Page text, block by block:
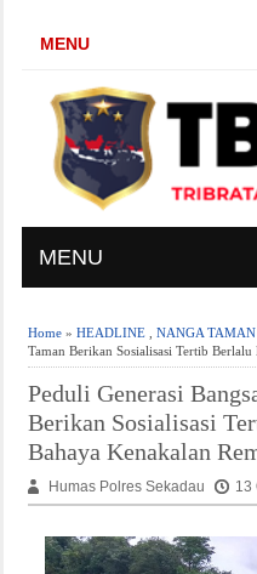
MENU
MENU
Home» HEADLINE, NANGA TAMAN
Taman Berikan Sosialisasi Tertib
Peduli Generasi
Berikan Sosialisasi
Bahaya Kenakalan
Humas Polres Sekadau 13